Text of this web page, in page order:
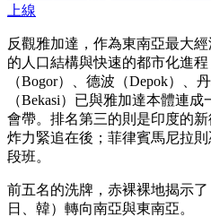
上線
反觀雅加達，作為東南亞最大
的人口結構與快速的都市化進
（Bogor）、德波（Depok）、
（Bekasi）已與雅加達本體連成
會帶。排名第三的則是印度的
炸力緊追在後；菲律賓馬尼拉
段班。
前五名的洗牌，赤裸裸地揭示
日、韓）轉向南亞與東南亞。